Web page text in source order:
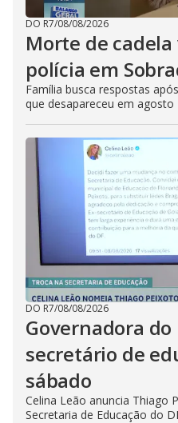
DO R7/08/08/2026
Morte de cadela
polícia em
Família busca respostas
que desapareceu em agosto
DO R7/08/08/2026
Governadora do
secretário de
sábado
Celina Leão anuncia Thiago
Secretaria de Educação do